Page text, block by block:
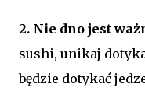
2. Nie dno jest
sushi, unikaj
będzie dotykać